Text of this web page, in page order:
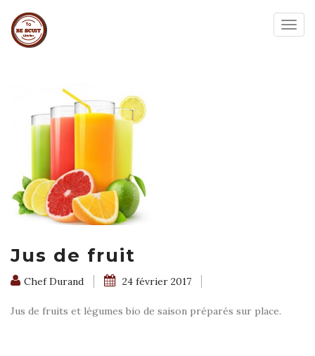
Jus de fruit
Chef Durand 24 février 2017
Jus de fruits et légumes bio de saison préparés sur place.